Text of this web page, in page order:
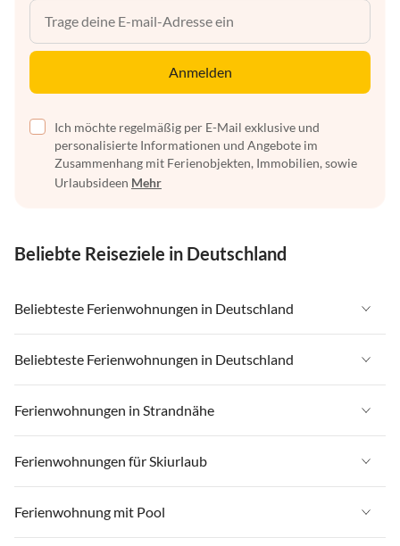
Anmelden
Ich möchte regelmäßig per E-Mail exklusive und
personalisierte Informationen und Angebote im
Zusammenhang mit Ferienobjekten, Immobilien, sowie
Urlaubsideen Mehr
Beliebte Reiseziele in Deutschland
Beliebteste Ferienwohnungen in Deutschland
Ferienwohnungen in Deutschland
Ferienwohnungen in Ostsee
Ferienwohnungen in Nordsee
Ferienwohnungen in Mecklenburg-Vorpommern
Ferienwohnungen in Niedersachsen
Beliebteste Ferienwohnungen in Deutschland
Ferienwohnungen in Deutschland
Ferienwohnungen in Ostsee
Ferienwohnungen in Nordsee
Ferienwohnungen in Mecklenburg-Vorpommern
Ferienwohnungen in Strandnähe
Ferienwohnungen in Strandnähe in Deutschland
Ferienwohnungen in Strandnähe in Ostsee
Ferienwohnungen in Strandnähe in Nordsee
Ferienwohnungen für Skiurlaub
Ferienwohnungen für Skiurlaub in Deutschland
Ferienwohnungen für Skiurlaub in Bayern
Ferienwohnung mit Pool